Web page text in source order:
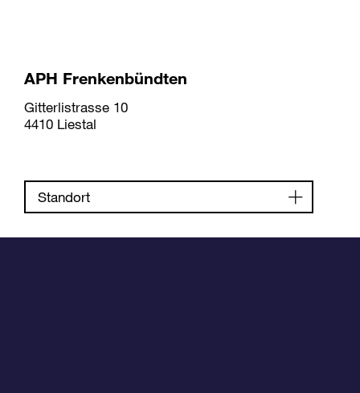
APH Frenkenbündten
Gitterlistrasse 10
4410 Liestal
Standort